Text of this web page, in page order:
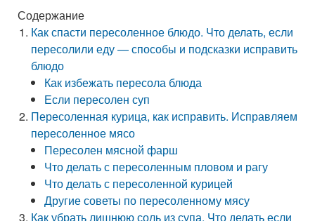
Содержание
Как спасти пересоленное блюдо. Что делать, если
пересолили еду — способы и подсказки исправить
блюдо
Как избежать пересола блюда
Если пересолен суп
Пересоленная курица, как исправить. Исправляем
пересоленное мясо
Пересолен мясной фарш
Что делать с пересоленным пловом и рагу
Что делать с пересоленной курицей
Другие советы по пересоленному мясу
Как убрать лишнюю соль из супа. Что делать если